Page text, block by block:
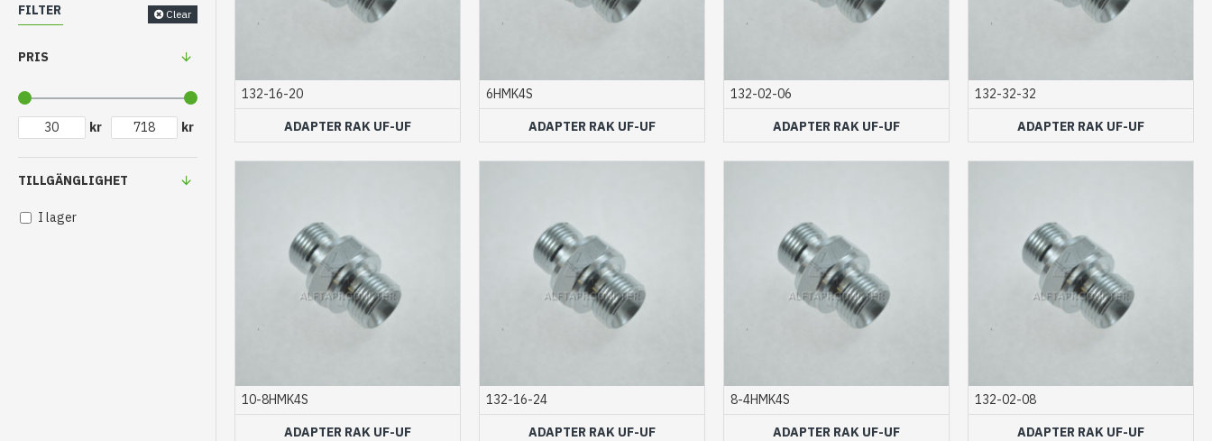
FILTER Clear
PRIS
kr kr
TILLGÄNGLIGHET
I lager
132-16-20
ADAPTER RAK UF-UF
6HMK4S
ADAPTER RAK UF-UF
132-02-06
ADAPTER RAK UF-UF
132-32-32
ADAPTER RAK UF-UF
10-8HMK4S
ADAPTER RAK UF-UF
132-16-24
ADAPTER RAK UF-UF
8-4HMK4S
ADAPTER RAK UF-UF
132-02-08
ADAPTER RAK UF-UF